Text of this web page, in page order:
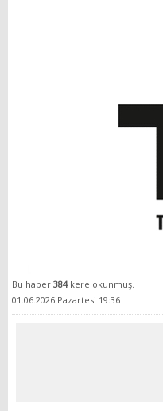
Bu haber 384 kere okunmuş.
01.06.2026 Pazartesi 19:36